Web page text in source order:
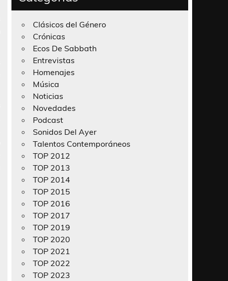
Clásicos del Género
Crónicas
Ecos De Sabbath
Entrevistas
Homenajes
Música
Noticias
Novedades
Podcast
Sonidos Del Ayer
Talentos Contemporáneos
TOP 2012
TOP 2013
TOP 2014
TOP 2015
TOP 2016
TOP 2017
TOP 2019
TOP 2020
TOP 2021
TOP 2022
TOP 2023